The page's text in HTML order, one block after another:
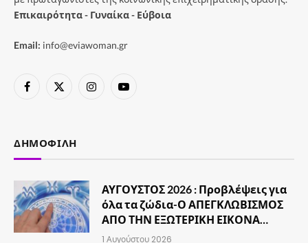
Επικαιρότητα - Γυναίκα - Εύβοια
Email: info@eviawoman.gr
Facebook
X
InstagramYouTube
ΔΗΜΟΦΙΛΉ
ΑΥΓΟΥΣΤΟΣ 2026 : Προβλέψεις για
όλα τα ζώδια-Ο ΑΠΕΓΚΛΩΒΙΣΜΟΣ
ΑΠΟ ΤΗΝ ΕΞΩΤΕΡΙΚΗ ΕΙΚΟΝΑ…
1 Αυγούστου 2026